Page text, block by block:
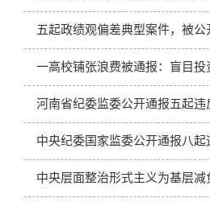
五起政绩观偏差典型案件，被公
一高校铺张浪费被通报：盲目
河南省纪委监委公开通报五起
中央纪委国家监委公开通报八
中央层面整治形式主义为基层